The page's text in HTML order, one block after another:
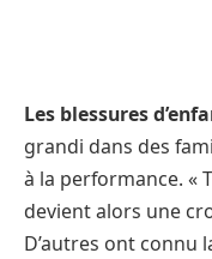
Les blessures
grandi dans des
à la performance. «
devient alors une
D’autres ont connu